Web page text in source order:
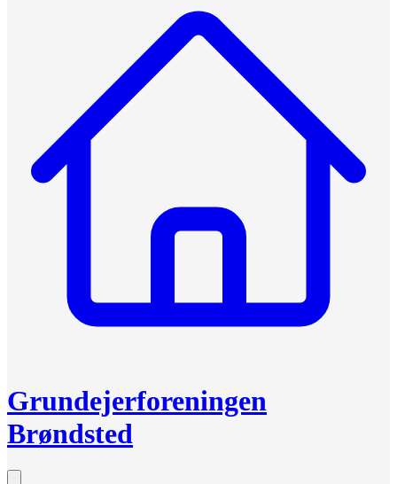
Grundejerforeningen
Brøndsted